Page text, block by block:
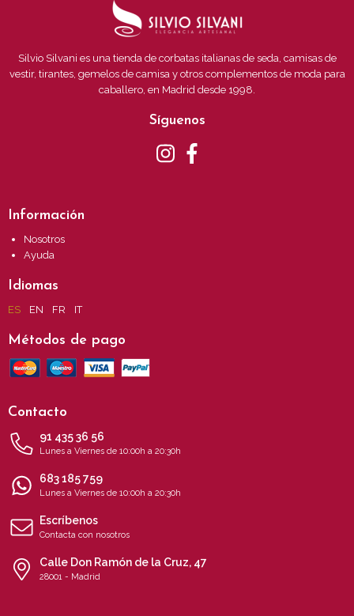
Silvio Silvani es una tienda de corbatas italianas de seda, camisas de
vestir, tirantes, gemelos de camisa y otros complementos de moda para
caballero, en Madrid desde 1998.
Síguenos
Información
Nosotros
Ayuda
Idiomas
ES EN FR IT
Métodos de pago
Contacto
91 435 36 56
Lunes a Viernes de 10:00h a 20:30h
683 185 759
Lunes a Viernes de 10:00h a 20:30h
Escríbenos
Contacta con nosotros
Calle Don Ramón de la Cruz, 47
28001 - Madrid